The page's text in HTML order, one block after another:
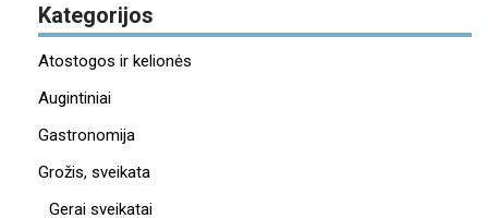
Kategorijos
Atostogos ir kelionės
Augintiniai
Gastronomija
Grožis, sveikata
Gerai sveikatai